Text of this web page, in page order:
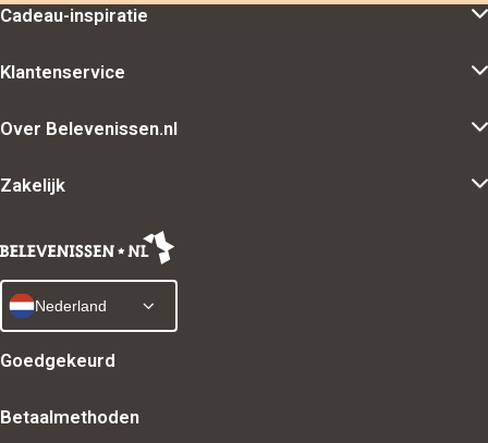
Cadeau-inspiratie
Klantenservice
Over Belevenissen.nl
Zakelijk
Nederland
Goedgekeurd
Betaalmethoden